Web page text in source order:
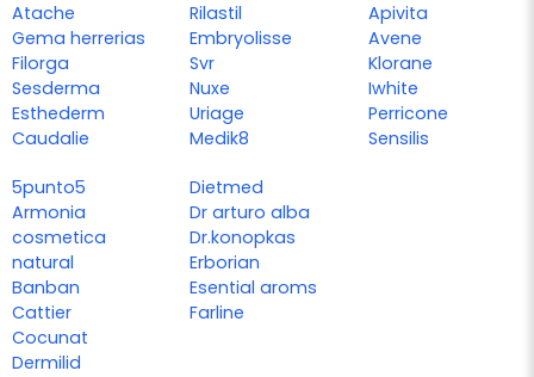
Atache
Gema herrerias
Filorga
Sesderma
Esthederm
Caudalie
Rilastil
Embryolisse
Svr
Nuxe
Uriage
Medik8
Apivita
Avene
Klorane
Iwhite
Perricone
Sensilis
5punto5
Armonia
cosmetica
natural
Banban
Cattier
Cocunat
Dermilid
Dietmed
Dr arturo alba
Dr.konopkas
Erborian
Esential aroms
Farline